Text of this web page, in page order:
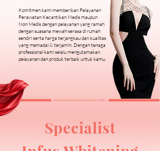
Komitmen kami memberikan Pelayanan
Perawatan Kecantikan Medis maupun
Non Medis dengan pelayanan yang ramah
dengan suasana mewah serasa di rumah
sendiri serta harga terjangkau dan kualitas
yang memadai & terjamin. Dengan tenaga
professional kami selalu mengutamakan
pelayanan dan produk terbaik untuk kamu.
Specialist